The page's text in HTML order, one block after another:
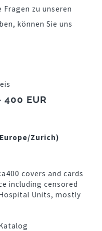
Fragen zu unseren
können Sie uns
400 EUR
Zurich)
covers and cards
including censored
Units, mostly